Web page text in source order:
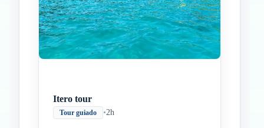
Itero tour
Tour guiado •2h